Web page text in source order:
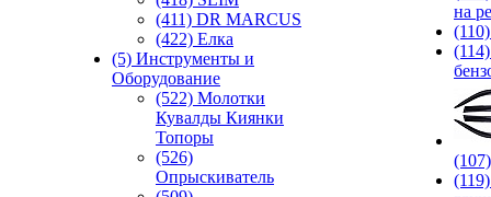
(411) DR MARCUS
(422) Елка
(5) Инструменты и
Оборудование
(522) Молотки
Кувалды Киянки
Топоры
(526)
Опрыскиватель
на